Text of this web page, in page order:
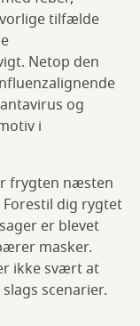
tilfælde
Netop den
og
i
frygten næsten
dig rygtet
er blevet
masker.
ikke svært at
scenarier.